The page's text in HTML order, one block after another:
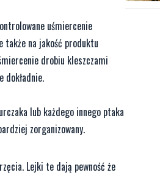
uśmiercenie
także na jakość produktu
drobiu kleszczami
dokładnie.
lub każdego innego ptaka
zorganizowany.
Lejki te dają pewność że